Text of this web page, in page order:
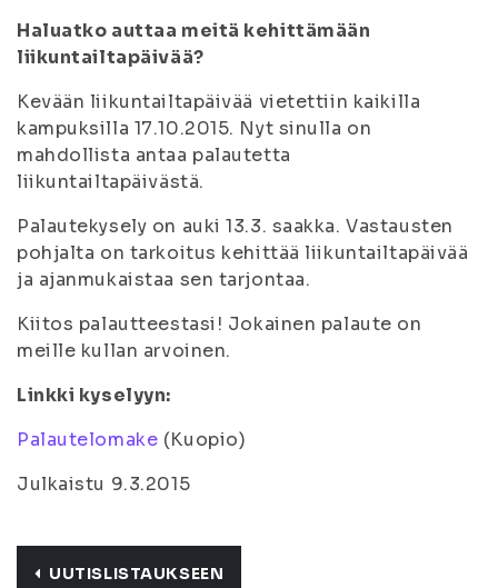
Haluatko auttaa meitä kehittämään
liikuntailtapäivää?
Kevään liikuntailtapäivää vietettiin kaikilla
kampuksilla 17.10.2015. Nyt sinulla on
mahdollista antaa palautetta
liikuntailtapäivästä.
Palautekysely on auki 13.3. saakka. Vastausten
pohjalta on tarkoitus kehittää liikuntailtapäivää
ja ajanmukaistaa sen tarjontaa.
Kiitos palautteestasi! Jokainen palaute on
meille kullan arvoinen.
Linkki kyselyyn:
Palautelomake (Kuopio)
Julkaistu 9.3.2015
UUTISLISTAUKSEEN